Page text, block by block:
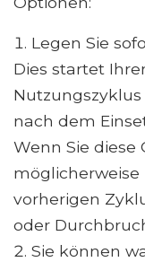
Legen Sie
Dies startet
nach dem
Wenn Sie diese
möglicherweise
vorherigen
oder
Sie können